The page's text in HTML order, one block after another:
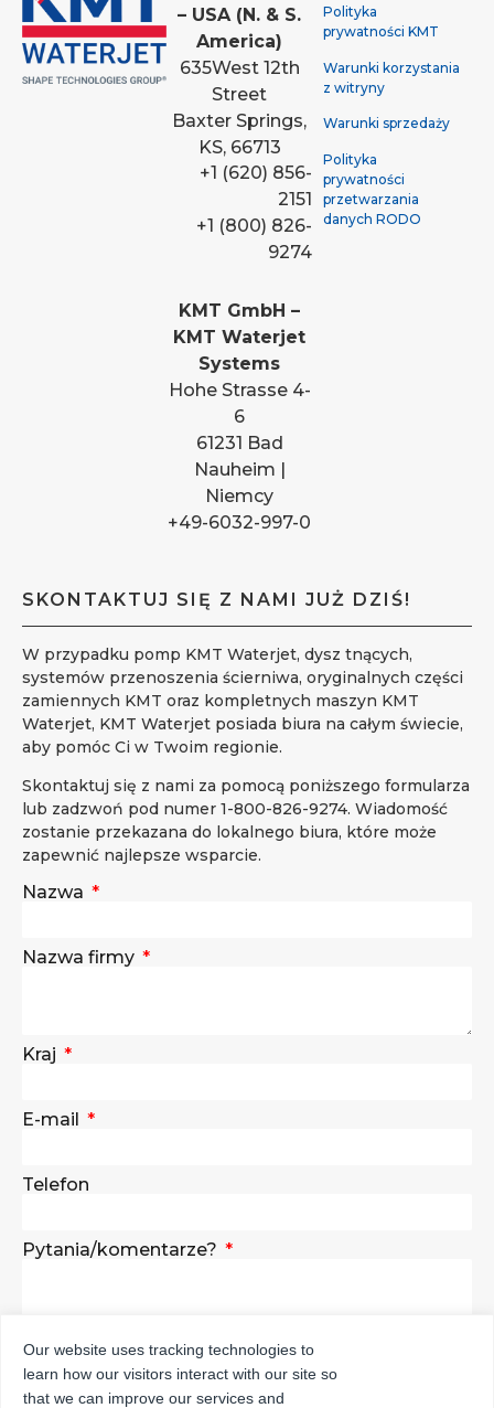
– USA (N. & S.
America)
635West 12th
Street
Baxter Springs,
KS, 66713
+1 (620) 856-
2151
+1 (800) 826-
9274
KMT GmbH –
KMT Waterjet
Systems
Hohe Strasse 4-
6
61231 Bad
Nauheim |
Niemcy
+49-6032-997-0
Polityka
prywatności KMT
Warunki korzystania
z witryny
Warunki sprzedaży
Polityka
prywatności
przetwarzania
danych RODO
SKONTAKTUJ SIĘ Z NAMI JUŻ DZIŚ!
W przypadku pomp KMT Waterjet, dysz tnących,
systemów przenoszenia ścierniwa, oryginalnych części
zamiennych KMT oraz kompletnych maszyn KMT
Waterjet, KMT Waterjet posiada biura na całym świecie,
aby pomóc Ci w Twoim regionie.
Skontaktuj się z nami za pomocą poniższego formularza
lub zadzwoń pod numer 1-800-826-9274. Wiadomość
zostanie przekazana do lokalnego biura, które może
zapewnić najlepsze wsparcie.
Nazwa
Nazwa firmy
Kraj
E-mail
Telefon
Pytania/komentarze?
WYŚLIJ
Our website uses tracking technologies to
learn how our visitors interact with our site so
that we can improve our services and